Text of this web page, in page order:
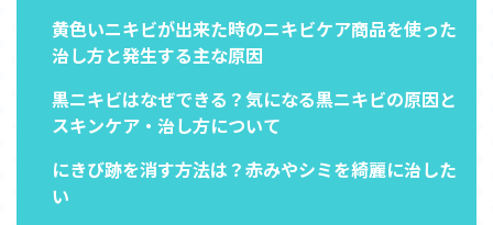
黄色いニキビが出来た時のニキビケア商品を使った
治し方と発生する主な原因
黒ニキビはなぜできる？気になる黒ニキビの原因と
スキンケア・治し方について
にきび跡を消す方法は？赤みやシミを綺麗に治した
い